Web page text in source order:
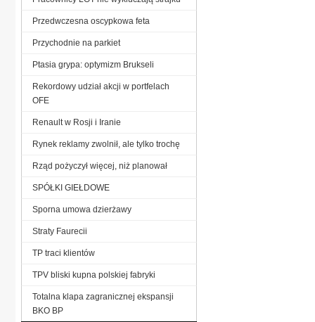
Przedwczesna oscypkowa feta
Przychodnie na parkiet
Ptasia grypa: optymizm Brukseli
Rekordowy udział akcji w portfelach
OFE
Renault w Rosji i Iranie
Rynek reklamy zwolnił, ale tylko trochę
Rząd pożyczył więcej, niż planował
SPÓŁKI GIEŁDOWE
Sporna umowa dzierżawy
Straty Faurecii
TP traci klientów
TPV bliski kupna polskiej fabryki
Totalna klapa zagranicznej ekspansji
BKO BP